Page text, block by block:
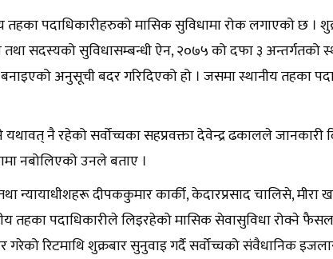
तहका पदाधिकारीहरुको मासिक सुविधामा रोक लगाएको छ ।
सदस्यको सुविधासम्बन्धी ऐन, २०७५ को दफा ३ अन्तर्गतको
बनाइएको अनुसूची बदर गरिदिएको हो । जसमा स्थानीय तहका
नै रहेको सर्वोच्चका सहप्रवक्ता देवेन्द्र ढकालले जानकारी
नबोलिएको उनले बताए ।
न्यायाधीशहरू दीपककुमार कार्की, केदारप्रसाद चालिसे,
तहका पदाधिकारीले लिइरहेको मासिक सेवासुविधा रोक्ने
गरेको रिटमाथि शुक्रबार सुनुवाइ गर्दै सर्वोच्चको संवैधानिक